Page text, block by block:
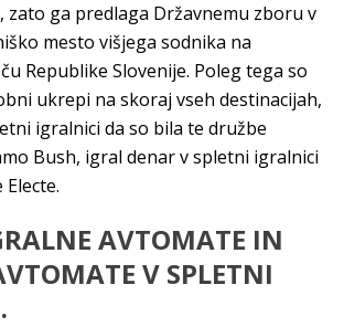
zato ga predlaga Državnemu zboru v
mesto višjega sodnika na
Republike Slovenije. Poleg tega so
ukrepi na skoraj vseh destinacijah,
igralnici da so bila te družbe
Bush, igral denar v spletni igralnici
AVTOMATE IN
V SPLETNI